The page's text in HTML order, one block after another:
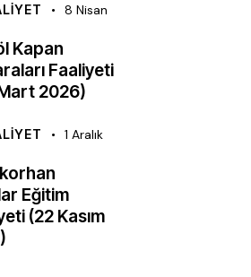
8 Nisan
Kapan
Faaliyeti
2026)
1 Aralık
Eğitim
(22 Kasım